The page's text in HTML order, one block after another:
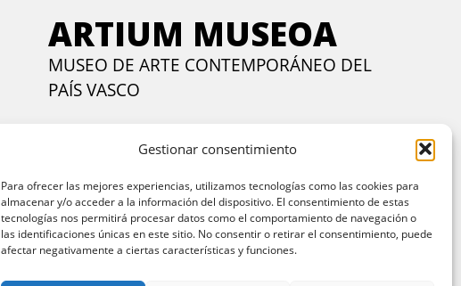
Gestionar consentimiento
Para ofrecer las mejores experiencias, utilizamos tecnologías como las cookies para
almacenar y/o acceder a la información del dispositivo. El consentimiento de estas
tecnologías nos permitirá procesar datos como el comportamiento de navegación o
las identificaciones únicas en este sitio. No consentir o retirar el consentimiento, puede
afectar negativamente a ciertas características y funciones.
ARTIUM MUSEOA
MUSEO DE ARTE CONTEMPORÁNEO DEL
PAÍS VASCO
Martes a viernes:
de 11:00 a 14:00 y de 17:00 a 20:00
h
Sábados y domingos:11:00 a 20:00 h
Entrada gratuitatodos los días en horario de tarde y